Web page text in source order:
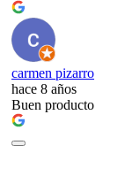
carmen pizarro
hace 8 años
Buen producto